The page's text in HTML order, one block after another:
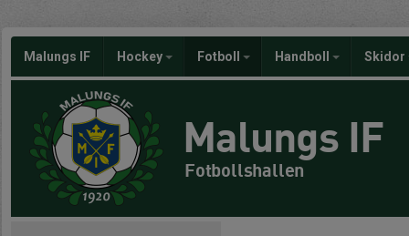
Malungs IF Hockey Fotboll Handboll Skidor
Malungs IF
Fotbollshallen